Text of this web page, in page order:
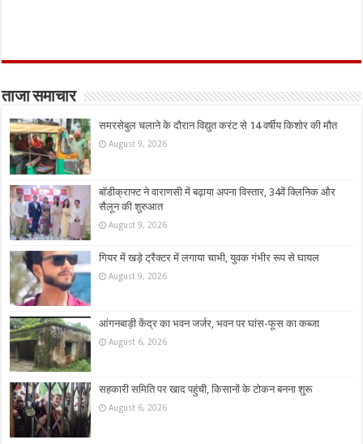
ताजा समाचार
समरसेबुल चलाने के दौरान विद्युत करंट से 14 वर्षीय किशोर की मौत
August 9, 2026
बॉडीक्राफ्ट ने वाराणसी में बढ़ाया अपना विस्तार, 34वें क्लिनिक और
सैलून की शुरुआत
August 9, 2026
गियर में खड़े ट्रैक्टर में लगाया चाभी, युवक गंभीर रूप से घायल
August 9, 2026
आंगनबाड़ी केंद्र का भवन जर्जर, भवन पर घांस-फूस का कब्जा
August 6, 2026
सहकारी समिति पर खाद पहुंची, किसानों के टोकन बनना शुरू
August 6, 2026